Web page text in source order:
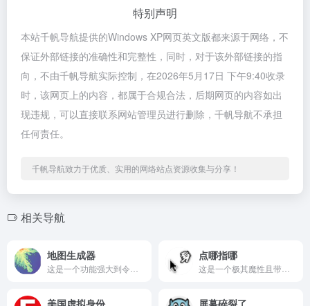
特别声明
本站千帆导航提供的Windows XP网页英文版都来源于网络，不
保证外部链接的准确性和完整性，同时，对于该外部链接的指
向，不由千帆导航实际控制，在2026年5月17日 下午9:40收录
时，该网页上的内容，都属于合规合法，后期网页的内容如出
现违规，可以直接联系网站管理员进行删除，千帆导航不承担
任何责任。
千帆导航致力于优质、实用的网络站点资源收集与分享！
相关导航
地图生成器 点哪指哪
美国虚拟身份 屏幕碎裂了